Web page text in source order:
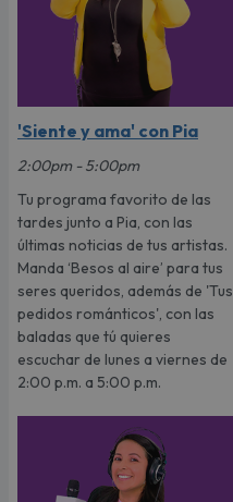
'Siente y ama' con Pia
2:00pm - 5:00pm
Tu programa favorito de las
tardes junto a Pia, con las
últimas noticias de tus artistas.
Manda ‘Besos al aire’ para tus
seres queridos, además de 'Tus
pedidos románticos', con las
baladas que tú quieres
escuchar de lunes a viernes de
2:00 p.m. a 5:00 p.m.